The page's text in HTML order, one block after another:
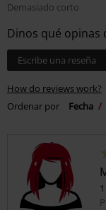
Demasiado corto
Dinos qué opinas
Escribe una reseña
How do reviews work?
Ordenar por
Fecha